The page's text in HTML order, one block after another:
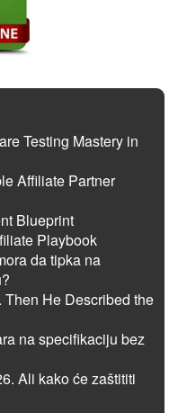
Testing Mastery in
Affiliate Partner
Blueprint
Playbook
da tipka na
Then He Described the
na specifikaciju bez
Ali kako će zaštititi